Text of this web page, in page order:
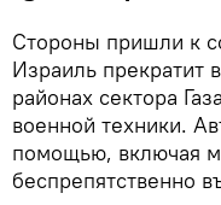
Стороны пришли к
Израиль прекратит
районах сектора
военной техники.
помощью, включая
беспрепятственно